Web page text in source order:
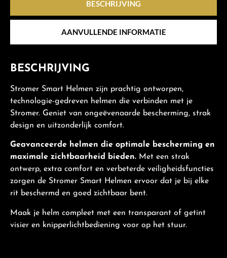
BESCHRIJVING
AANVULLENDE INFORMATIE
BESCHRIJVING
Stromer Smart Helmen zijn prachtig ontworpen,
technologie-gedreven helmen die verbinden met je
Stromer. Geniet van ongeëvenaarde bescherming, strak
design en uitzonderlijk comfort.
Geavanceerde helmen die optimale bescherming en
maximale zichtbaarheid bieden. Met een strak
ontwerp, extra comfort en verbeterde veiligheidsfuncties
zorgen de Stromer Smart Helmen ervoor dat je bij elke
rit beschermd en goed zichtbaar bent.
Maak je helm compleet met een transparant of getint
visier en knipperlichtbediening voor op het stuur.